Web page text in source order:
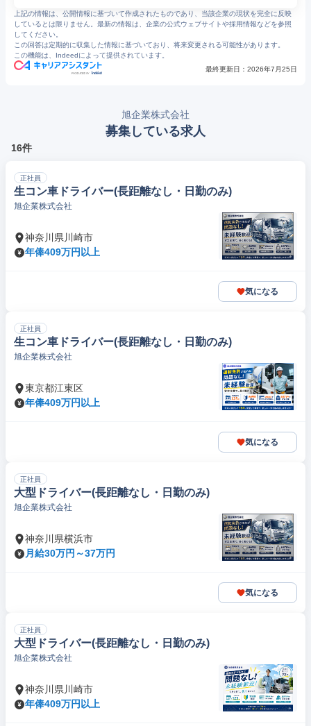
上記の情報は、公開情報に基づいて作成されたものであり、当該企業の現状を完全に反映
しているとは限りません。最新の情報は、企業の公式ウェブサイトや採用情報などを参照
してください。
この回答は定期的に収集した情報に基づいており、将来変更される可能性があります。
この機能は、Indeedによって提供されています。
最終更新日： 2026年7月25日
旭企業株式会社
募集している求人
16件
正社員
生コン車ドライバー(長距離なし・日勤のみ)
旭企業株式会社
神奈川県川崎市
年俸409万円以上
気になる
正社員
生コン車ドライバー(長距離なし・日勤のみ)
旭企業株式会社
東京都江東区
年俸409万円以上
気になる
正社員
大型ドライバー(長距離なし・日勤のみ)
旭企業株式会社
神奈川県横浜市
月給30万円～37万円
気になる
正社員
大型ドライバー(長距離なし・日勤のみ)
旭企業株式会社
神奈川県川崎市
年俸409万円以上